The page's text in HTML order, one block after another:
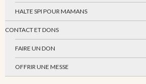
HALTE SPI POUR MAMANS
CONTACT ET DONS
FAIRE UN DON
OFFRIR UNE MESSE